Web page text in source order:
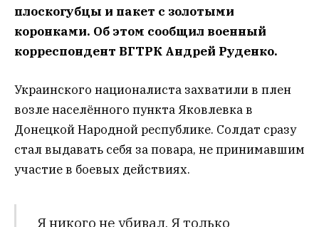
плоскогубцы и пакет с золотыми
коронками. Об этом сообщил военный
корреспондент ВГТРК Андрей Руденко.
Украинского националиста захватили в плен
возле населённого пункта Яковлевка в
Донецкой Народной республике. Солдат сразу
стал выдавать себя за повара, не принимавшим
участие в боевых действиях.
Я никого не убивал. Я только